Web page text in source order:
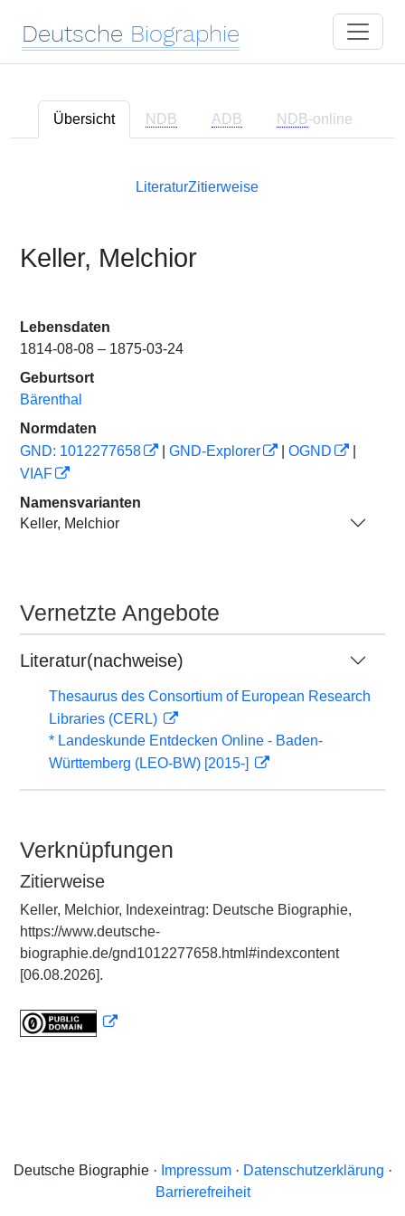
Deutsche Biographie
Übersicht NDB ADB NDB-online
LiteraturZitierweise
Keller, Melchior
Lebensdaten
1814-08-08 – 1875-03-24
Geburtsort
Bärenthal
Normdaten
GND: 1012277658
GND-Explorer OGND
VIAF
Namensvarianten
Keller, Melchior
Vernetzte Angebote
Literatur(nachweise)
Thesaurus des Consortium of European Research
Libraries (CERL)
* Landeskunde Entdecken Online - Baden-
Württemberg (LEO-BW) [2015-]
Verknüpfungen
Zitierweise
Keller, Melchior, Indexeintrag: Deutsche Biographie,
https://www.deutsche-
biographie.de/gnd1012277658.html#indexcontent
[06.08.2026].
Deutsche Biographie · Impressum· Datenschutzerklärung ·
Barrierefreiheit